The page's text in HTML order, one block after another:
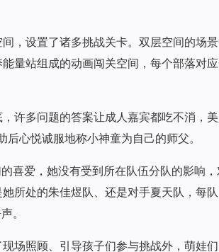
，设置了诸多挑战关卡。双层空间的场
量站组成的动画闯关空间，每个部落对
许多问题的答案让成人嘉宾都吃不消，
心悦诚服地称小神童为自己的师父。
喜爱，她没有受到所在队伍分队的影响
所处的朱佳煜队、还是对手夏天队，每
。
场照顾、引导孩子们参与挑战外，萌娃